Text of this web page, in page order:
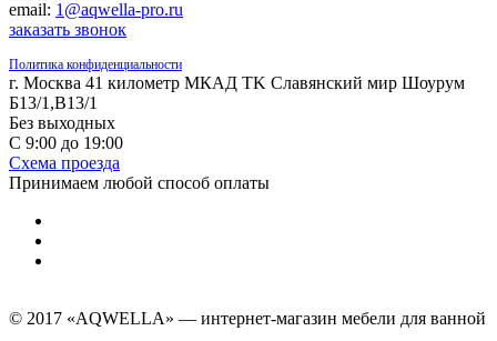
email: 1@aqwella-pro.ru
заказать звонок
Политика конфиденциальности
г. Москва 41 километр МКАД TK Славянский мир Шоурум
Б13/1,В13/1
Без выходных
С 9:00 до 19:00
Схема проезда
Принимаем любой способ оплаты
© 2017 «AQWELLA» — интернет-магазин мебели для ванной